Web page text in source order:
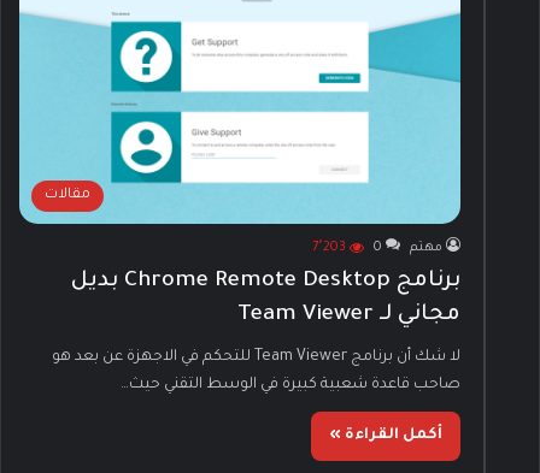
مقالات
مهتم 0 7٬203
برنامج Chrome Remote Desktop بديل
مجاني لـ Team Viewer
لا شك أن برنامج Team Viewer للتحكم في الاجهزة عن بعد هو
صاحب قاعدة شعبية كبيرة في الوسط التقني حيث…
أكمل القراءة »